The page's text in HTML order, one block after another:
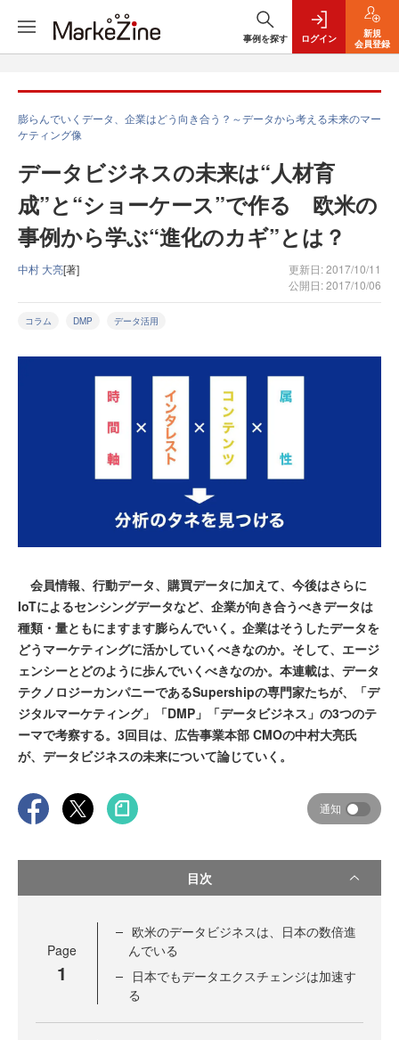
事例を探す ログイン
新規
会員登録
膨らんでいくデータ、企業はどう向き合う？～データから考える未来のマー
ケティング像
データビジネスの未来は“人材育
成”と“ショーケース”で作る 欧米の
事例から学ぶ“進化のカギ”とは？
中村 大亮[著]
更新日: 2017/10/11
公開日: 2017/10/06
コラム DMP データ活用
会員情報、行動データ、購買データに加えて、今後はさらに
IoTによるセンシングデータなど、企業が向き合うべきデータは
種類・量ともにますます膨らんでいく。企業はそうしたデータを
どうマーケティングに活かしていくべきなのか。そして、エージ
ェンシーとどのように歩んでいくべきなのか。本連載は、データ
テクノロジーカンパニーであるSupershipの専門家たちが、「デ
ジタルマーケティング」「DMP」「データビジネス」の3つのテ
ーマで考察する。3回目は、広告事業本部 CMOの中村大亮氏
が、データビジネスの未来について論じていく。
通知
目次
Page
1
欧米のデータビジネスは、日本の数倍進
んでいる
日本でもデータエクスチェンジは加速す
る